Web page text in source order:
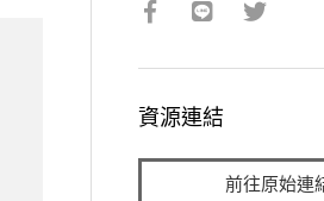
資源連結
前往原始連